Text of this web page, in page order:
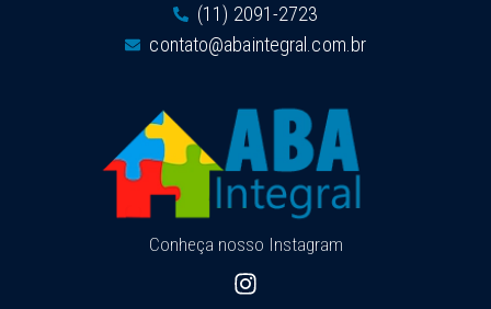
(11) 2091-2723
contato@abaintegral.com.br
Conheça nosso Instagram